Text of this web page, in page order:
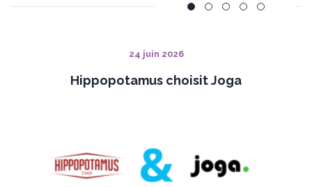
24 juin 2026
Hippopotamus choisit Joga